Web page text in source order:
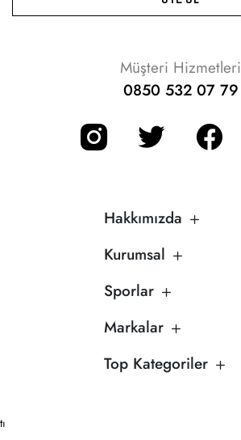
Müşteri Hizmetleri
0850 532 07 79
Hakkımızda
Kurumsal
Sporlar
Markalar
Top Kategoriler